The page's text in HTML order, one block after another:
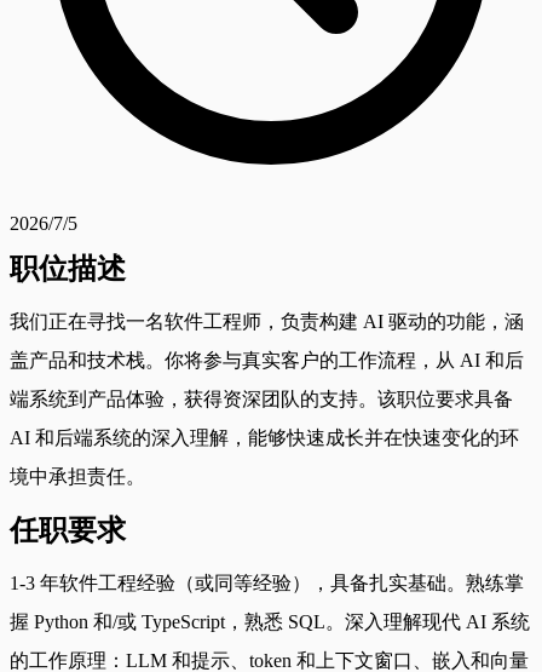
2026/7/5
职位描述
我们正在寻找一名软件工程师，负责构建 AI 驱动的功能，涵
盖产品和技术栈。你将参与真实客户的工作流程，从 AI 和后
端系统到产品体验，获得资深团队的支持。该职位要求具备
AI 和后端系统的深入理解，能够快速成长并在快速变化的环
境中承担责任。
任职要求
1-3 年软件工程经验（或同等经验），具备扎实基础。熟练掌
握 Python 和/或 TypeScript，熟悉 SQL。深入理解现代 AI 系统
的工作原理：LLM 和提示、token 和上下文窗口、嵌入和向量